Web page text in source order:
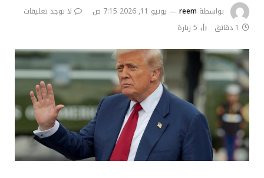
بواسطة reem يونيو 11, 2026 7:15 ص
لا توجد تعليقات
1 دقائق
5 زيارة